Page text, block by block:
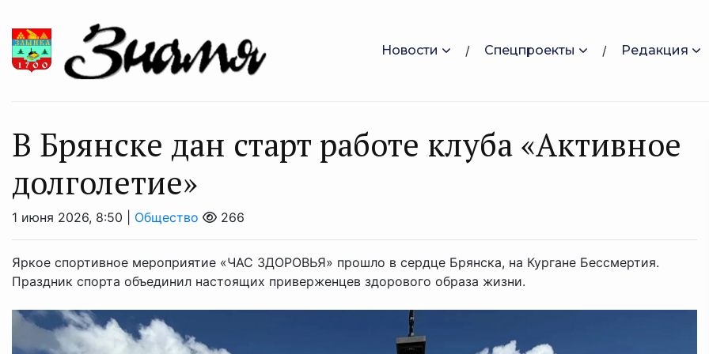
Новости Спецпроекты Редакция
В Брянске дан старт работе клуба «Активное
долголетие»
1 июня 2026, 8:50 | Общество 266
Яркое спортивное мероприятие «ЧАС ЗДОРОВЬЯ» прошло в сердце Брянска, на Кургане Бессмертия.
Праздник спорта объединил настоящих приверженцев здорового образа жизни.